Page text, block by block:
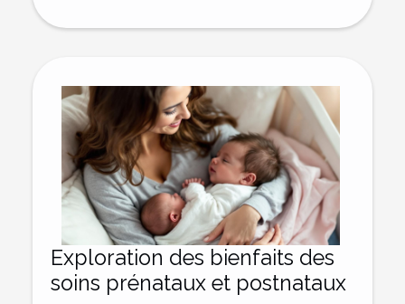
Exploration des bienfaits des
soins prénataux et postnataux